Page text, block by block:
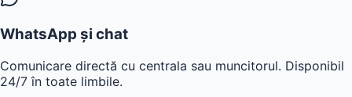
WhatsApp și chat
Comunicare directă cu centrala sau muncitorul. Disponibil
24/7 în toate limbile.